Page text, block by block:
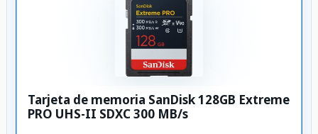
Tarjeta de memoria SanDisk 128GB Extreme
PRO UHS-II SDXC 300 MB/s